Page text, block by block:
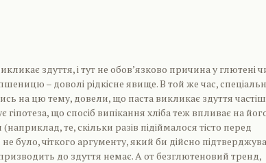
здуття, і тут не обов’язково причина у глютені
– доволі рідкісне явище. В той же час,
на цю тему, довели, що паста викликає здуття
гіпотеза, що спосіб випікання хліба теж впливає на
те, скільки разів підіймалося тісто перед
було, чіткого аргументу, який би дійсно
до здуття немає. А от безглютеновий тренд,